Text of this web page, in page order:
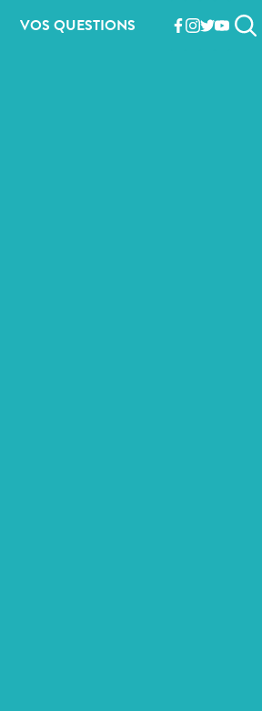
VOS QUESTIONS facebook
instagram
twitter